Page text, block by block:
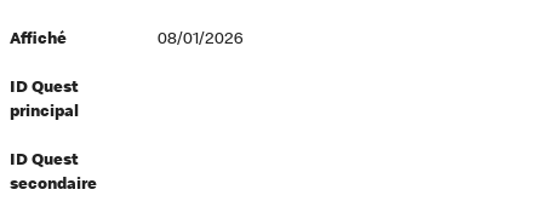
Affiché 08/01/2026
ID Quest
principal
ID Quest
secondaire